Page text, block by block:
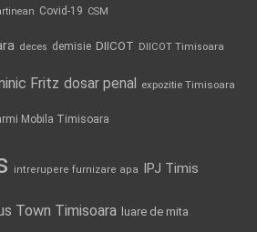
Covid-19 CSM
deces demisie DIICOT DIICOT Timisoara
Fritz dosar penal expozitie Timisoara
Mobila Timisoara
intrerupere furnizare apa IPJ Timis
Town Timisoara luare de mita